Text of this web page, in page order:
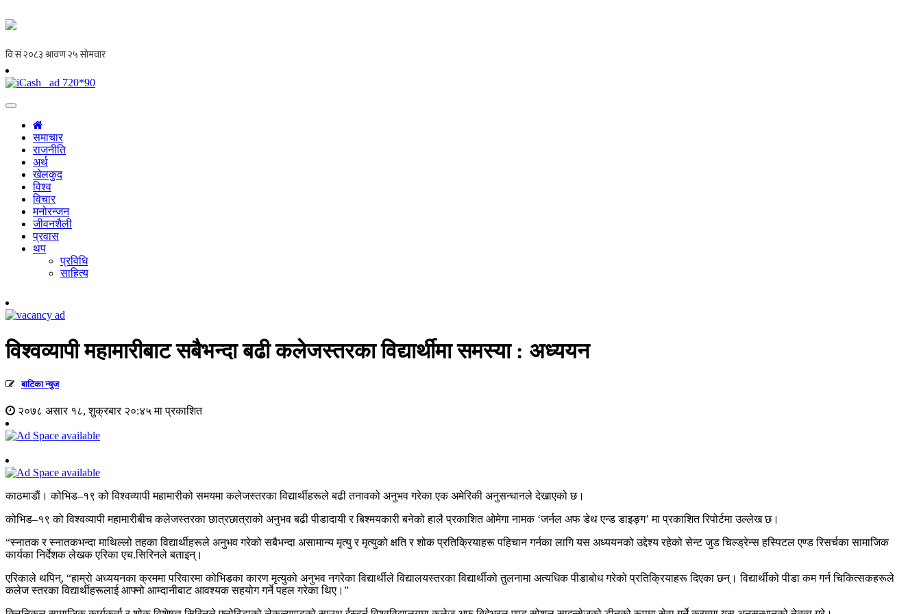
समाचार
राजनीति
अर्थ
खेलकुद
विश्व
विचार
मनोरन्जन
जीवनशैली
प्रवास
थप
प्रविधि
साहित्य
विश्वव्यापी महामारीबाट सबैभन्दा बढी कलेजस्तरका विद्यार्थीमा समस्या : अध्ययन
बाटिका न्युज
२०७८ असार १८, शुक्रबार २०:४५ मा प्रकाशित
काठमाडाैं। कोभिड–१९ को विश्वव्यापी महामारीको समयमा कलेजस्तरका विद्यार्थीहरूले बढी तनावको अनुभव गरेका एक अमेरिकी अनुसन्धानले देखाएको छ।
कोभिड–१९ को विश्वव्यापी महामारीबीच कलेजस्तरका छात्रछात्राको अनुभव बढी पीडादायी र बिश्मयकारी बनेको हालै प्रकाशित ओमेगा नामक ‘जर्नल अफ डेथ एन्ड डाइङ्ग’ मा प्रकाशित रिपोर्टमा उल्लेख छ।
“स्नातक र स्नातकभन्दा माथिल्लो तहका विद्यार्थीहरूले अनुभव गरेको सबैभन्दा असामान्य मृत्यु र मृत्युको क्षति र शोक प्रतिक्रियाहरू पहिचान गर्नका लागि यस अध्ययनको उद्देश्य रहेको सेन्ट जुड चिल्ड्रेन्स हस्पिटल एण्ड रिसर्चका सामाजिक
कार्यका निर्देशक लेखक एरिका एच.सिरिनले बताइन्।
एरिकाले थपिन्, “हाम्रो अध्ययनका क्रममा परिवारमा कोभिडका कारण मृत्युको अनुभव नगरेका विद्यार्थीले विद्यालयस्तरका विद्यार्थीको तुलनामा अत्यधिक पीडाबोध गरेको प्रतिक्रियाहरू दिएका छन्। विद्यार्थीको पीडा कम गर्न चिकित्सकहरूले
कलेज स्तरका विद्यार्थीहरूलाई आफ्नो आम्दानीबाट आवश्यक सहयोग गर्ने पहल गरेका थिए।”